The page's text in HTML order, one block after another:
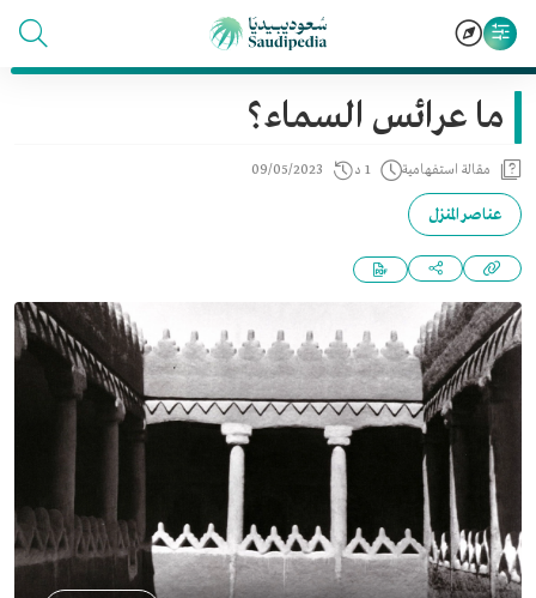
ما عرائس السماء؟
مقالة استفهامية 1 د 09/05/2023
عناصر المنزل